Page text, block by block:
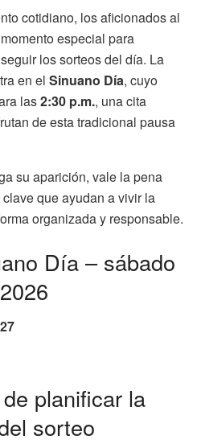
cotidiano, los aficionados al
especial para
los sorteos del día. La
en el Sinuano Día, cuyo
las2:30 p.m., una cita
de esta tradicional pausa
su aparición, vale la pena
que ayudan a vivir la
organizada y responsable.
Día – sábado
planificar la
sorteo